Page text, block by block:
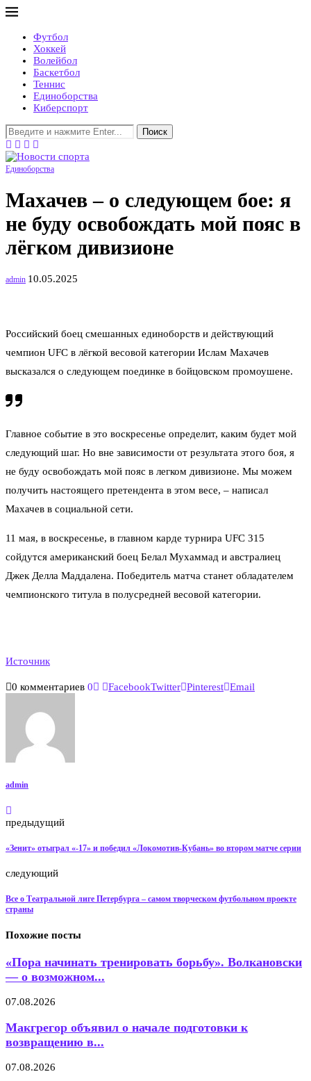
Футбол
Хоккей
Волейбол
Баскетбол
Теннис
Единоборства
Киберспорт
Поиск
Единоборства
Махачев – о следующем бое: я
не буду освобождать мой пояс в
лёгком дивизионе
admin 10.05.2025
Российский боец смешанных единоборств и действующий
чемпион UFC в лёгкой весовой категории Ислам Махачев
высказался о следующем поединке в бойцовском промоушене.
Главное событие в это воскресенье определит, каким будет мой
следующий шаг. Но вне зависимости от результата этого боя, я
не буду освобождать мой пояс в легком дивизионе. Мы можем
получить настоящего претендента в этом весе, – написал
Махачев в социальной сети.
11 мая, в воскресенье, в главном карде турнира UFC 315
сойдутся американский боец Белал Мухаммад и австралиец
Джек Делла Маддалена. Победитель матча станет обладателем
чемпионского титула в полусредней весовой категории.
Источник
0 комментариев 0 FacebookTwitter Pinterest Email
admin
предыдущий
«Зенит» отыграл «-17» и победил «Локомотив-Кубань» во втором матче серии
следующий
Все о Театральной лиге Петербурга – самом творческом футбольном проекте
страны
Похожие посты
«Пора начинать тренировать борьбу». Волкановски
— о возможном...
07.08.2026
Макгрегор объявил о начале подготовки к
возвращению в...
07.08.2026